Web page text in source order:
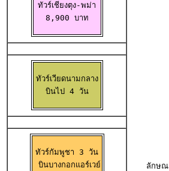
ทัวร์เชียงตุง-พม่า
8,900 บาท
ทัวร์เวียดนามกลาง
บินไป 4 วัน
ทัวร์กัมพูชา 3 วัน
บินบางกอกแอร์เวย์
ลักษ